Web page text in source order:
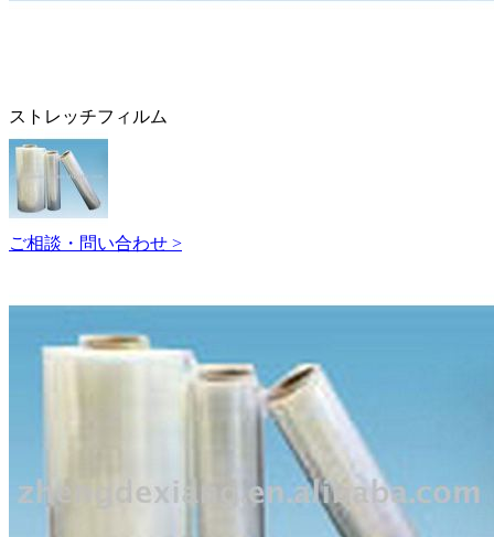
ストレッチフィルム
ご相談・問い合わせ >